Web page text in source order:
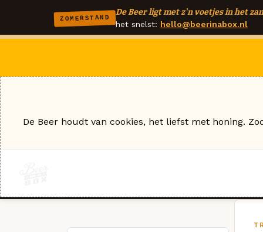
ZOMERSTAND
De Beer ligt met z'n voetjes in het
het snelst: hello@beerinabox.nl
De Beer houdt van cookies, het liefst met honing.